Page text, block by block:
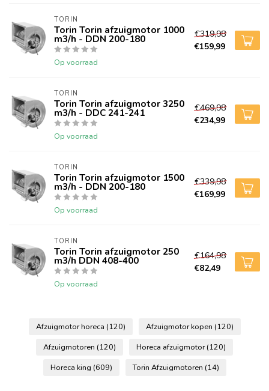
TORIN
Torin Torin afzuigmotor 1000
m3/h - DDN 200-180
Op voorraad
€319,98
€159,99
TORIN
Torin Torin afzuigmotor 3250
m3/h - DDC 241-241
Op voorraad
€469,98
€234,99
TORIN
Torin Torin afzuigmotor 1500
m3/h - DDN 200-180
Op voorraad
€339,98
€169,99
TORIN
Torin Torin afzuigmotor 250
m3/h DDN 408-400
Op voorraad
€164,98
€82,49
Afzuigmotor horeca (120) Afzuigmotor kopen (120)
Afzuigmotoren (120) Horeca afzuigmotor(120)
Horeca king (609) Torin Afzuigmotoren (14)